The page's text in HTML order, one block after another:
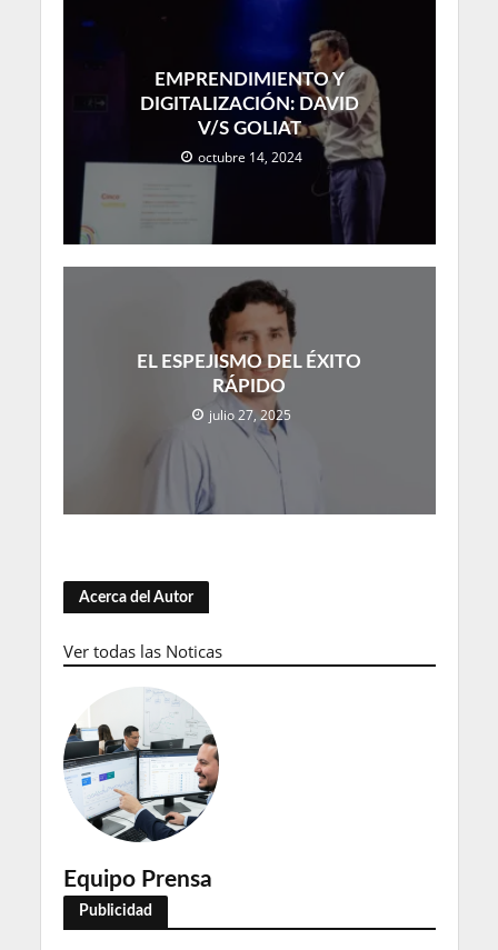
EMPRENDIMIENTO Y
DIGITALIZACIÓN: DAVID
V/S GOLIAT
octubre 14, 2024
EL ESPEJISMO DEL ÉXITO
RÁPIDO
julio 27, 2025
Acerca del Autor
Ver todas las Noticas
Equipo Prensa
Publicidad